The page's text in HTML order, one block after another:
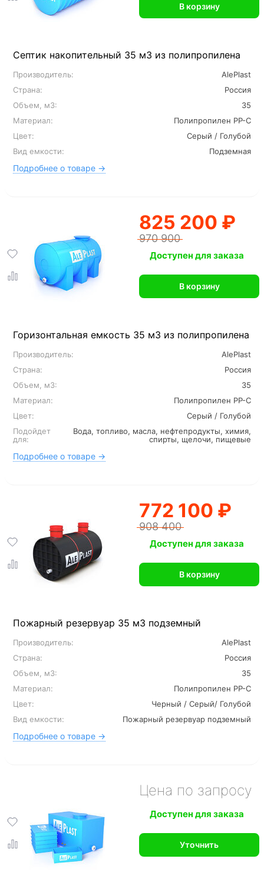
Септик накопительный 35 м3 из полипропилена
Производитель:
AlePlast
Страна:
Россия
Объем, м3:
35
Материал:
Полипропилен PP-C
Цвет:
Серый / Голубой
Вид емкости:
Подземная
Подробнее о товаре →
В корзину
Горизонтальная емкость 35 м3 из полипропилена
Производитель:
AlePlast
Страна:
Россия
Объем, м3:
35
Материал:
Полипропилен PP-C
Цвет:
Серый / Голубой
Подойдет
для:
Вода, топливо, масла, нефтепродукты, химия,
спирты, щелочи, пищевые
Подробнее о товаре →
825 200 ₽
970 900
Доступен для заказа
В корзину
Пожарный резервуар 35 м3 подземный
Производитель:
AlePlast
Страна:
Россия
Объем, м3:
35
Материал:
Полипропилен PP-C
Цвет:
Черный / Серый/ Голубой
Вид емкости:
Пожарный резервуар подземный
Подробнее о товаре →
772 100 ₽
908 400
Доступен для заказа
В корзину
Цена по запросу
Доступен для заказа
Уточнить